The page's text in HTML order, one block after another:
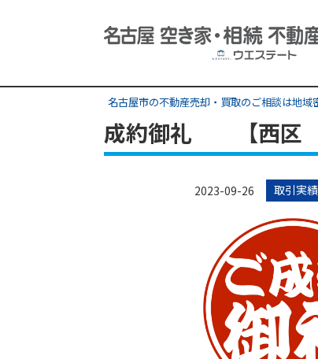
名古屋市の不動産売却・買取のご相談は地
成約御礼 【西区
2023-09-26 取引実績